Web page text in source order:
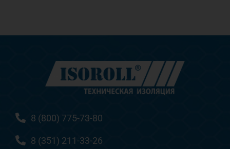
8 (800) 775-73-80
8 (351) 211-33-26